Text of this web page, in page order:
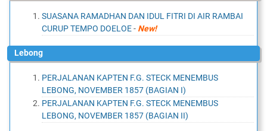
SUASANA RAMADHAN DAN IDUL FITRI DI AIR RAMBAI
CURUP TEMPO DOELOE- New!
Lebong
PERJALANAN KAPTEN F.G. STECK MENEMBUS
LEBONG, NOVEMBER 1857 (BAGIAN I)
PERJALANAN KAPTEN F.G. STECK MENEMBUS
LEBONG, NOVEMBER 1857 (BAGIAN II)